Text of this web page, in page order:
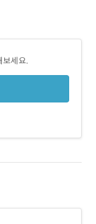
보세요.